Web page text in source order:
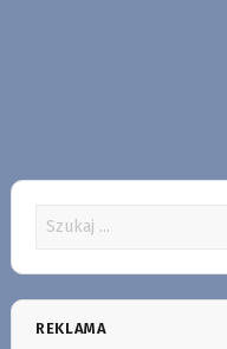
REKLAMA